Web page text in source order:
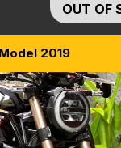
OUT OF
2019